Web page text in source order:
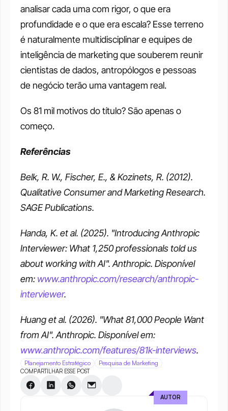
analisar cada uma com rigor, o que era
profundidade e o que era escala? Esse terreno
é naturalmente multidisciplinar e equipes de
inteligência de marketing que souberem reunir
cientistas de dados, antropólogos e pessoas
de negócio terão uma vantagem real.
Os 81 mil motivos do título? São apenas o
começo.
Referências
Belk, R. W., Fischer, E., & Kozinets, R. (2012).
Qualitative Consumer and Marketing Research.
SAGE Publications.
Handa, K. et al. (2025). "Introducing Anthropic
Interviewer: What 1,250 professionals told us
about working with AI". Anthropic. Disponível
em: www.anthropic.com/research/anthropic-
interviewer.
Huang et al. (2026). "What 81,000 People Want
www.anthropic.com/features/81k-interviews.
Planejamento Estratégico Pesquisa de Marketing
COMPARTILHAR ESSE POST
AUTOR